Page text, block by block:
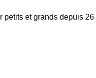
petits et grands depuis 26